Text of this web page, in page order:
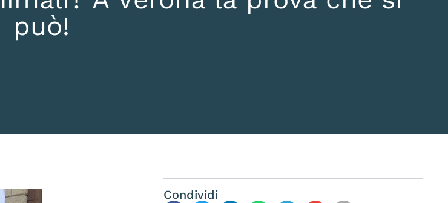
può!
Condividi